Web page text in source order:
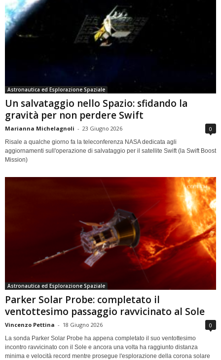
Astronautica ed Esplorazione Spaziale
Un salvataggio nello Spazio: sfidando la
gravità per non perdere Swift
Marianna Michelagnoli - 23 Giugno 2026 0
Risale a qualche giorno fa la teleconferenza NASA dedicata agli
aggiornamenti sull'operazione di salvataggio per il satellite Swift (la Swift Boost
Mission)
Astronautica ed Esplorazione Spaziale
Parker Solar Probe: completato il
ventottesimo passaggio ravvicinato al Sole
Vincenzo Pettina - 18 Giugno 2026 0
La sonda Parker Solar Probe ha appena completato il suo ventottesimo
incontro ravvicinato con il Sole e ancora una volta ha raggiunto distanza
minima e velocità record mentre prosegue l'esplorazione della corona solare